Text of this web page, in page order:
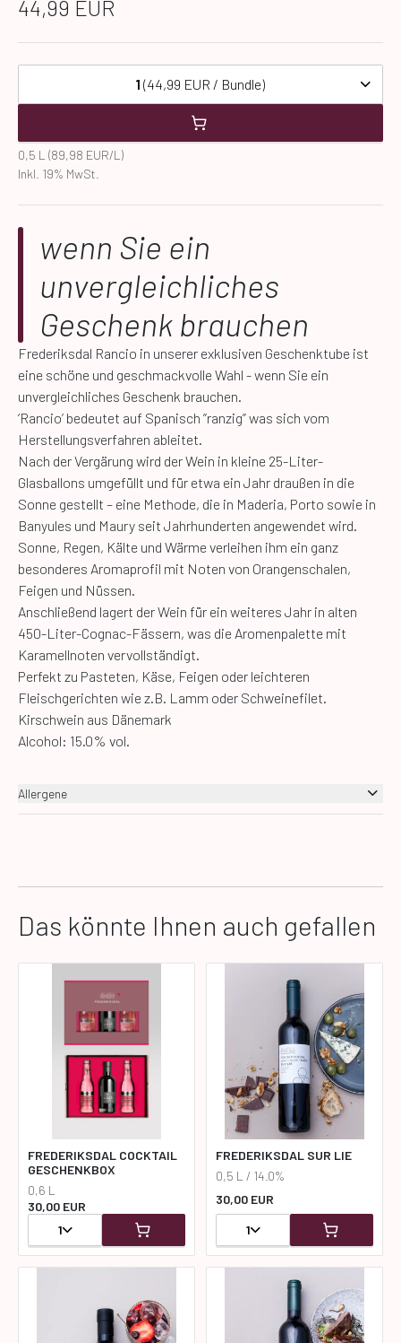
44,99 EUR
1 (44,99 EUR / Bundle)
0,5 L (89,98 EUR/L)
Inkl. 19% MwSt.
wenn Sie ein
unvergleichliches
Geschenk brauchen
Frederiksdal Rancio in unserer exklusiven Geschenktube ist
eine schöne und geschmackvolle Wahl - wenn Sie ein
unvergleichliches Geschenk brauchen.
‘Rancio’ bedeutet auf Spanisch ”ranzig” was sich vom
Herstellungsverfahren ableitet.
Nach der Vergärung wird der Wein in kleine 25-Liter-
Glasballons umgefüllt und für etwa ein Jahr draußen in die
Sonne gestellt – eine Methode, die in Maderia, Porto sowie in
Banyules und Maury seit Jahrhunderten angewendet wird.
Sonne, Regen, Kälte und Wärme verleihen ihm ein ganz
besonderes Aromaprofil mit Noten von Orangenschalen,
Feigen und Nüssen.
Anschließend lagert der Wein für ein weiteres Jahr in alten
450-Liter-Cognac-Fässern, was die Aromenpalette mit
Karamellnoten vervollständigt.
Perfekt zu Pasteten, Käse, Feigen oder leichteren
Fleischgerichten wie z.B. Lamm oder Schweinefilet.
Kirschwein aus Dänemark
Alcohol: 15.0% vol.
Allergene
Das könnte Ihnen auch gefallen
FREDERIKSDAL COCKTAIL
GESCHENKBOX
0,6 L
30,00 EUR
1
FREDERIKSDAL SUR LIE
0,5 L / 14.0%
30,00 EUR
1